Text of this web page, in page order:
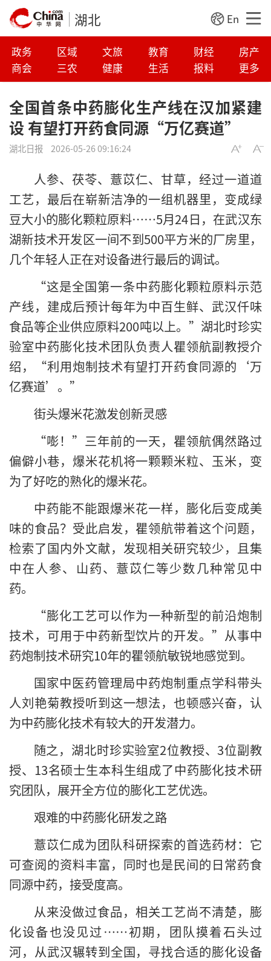
湖北 En
政务 区域 文旅 教育 财经
房产
商会
三农 健康 生活 报料 更多
全国首条中药膨化生产线在汉加紧建
设 有望打开药食同源“万亿赛道”
湖北日报 2026-05-26 09:16:24
人参、茯苓、薏苡仁、甘草，经过一道道
工艺，最后在崭新洁净的一组机器里，变成绿
豆大小的膨化颗粒原料……5月24日，在武汉东
湖新技术开发区一间不到500平方米的厂房里，
几个年轻人正在对设备进行最后的调试。
“这是全国第一条中药膨化颗粒原料示范
产线，建成后预计每年为中百生鲜、武汉仟味
食品等企业供应原料200吨以上。”湖北时珍实
验室中药膨化技术团队负责人瞿领航副教授介
绍，“利用炮制技术有望打开药食同源的‘万
亿赛道’。”
街头爆米花激发创新灵感
“嘭！”三年前的一天，瞿领航偶然路过
偏僻小巷，爆米花机将一颗颗米粒、玉米，变
为了好吃的熟化的爆米花。
中药能不能跟爆米花一样，膨化后变成美
味的食品？受此启发，瞿领航带着这个问题，
检索了国内外文献，发现相关研究较少，且集
中在人参、山药、薏苡仁等少数几种常见中
药。
“膨化工艺可以作为一种新型的前沿炮制
技术，可用于中药新型饮片的开发。”从事中
药炮制技术研究10年的瞿领航敏锐地感觉到。
国家中医药管理局中药炮制重点学科带头
人刘艳菊教授听到这一想法，也顿感兴奋，认
为中药膨化技术有较大的开发潜力。
随之，湖北时珍实验室2位教授、3位副教
授、13名硕士生本科生组成了中药膨化技术研
究团队，展开全方位的膨化工艺优选。
艰难的中药膨化研发之路
薏苡仁成为团队科研探索的首选药材：它
可查阅的资料丰富，同时也是民间的日常药食
同源中药，接受度高。
从来没做过食品，相关工艺尚不清楚，膨
化设备也没见过……初期，团队摸着石头过
河，从武汉辗转到全国，寻找合适的膨化设备